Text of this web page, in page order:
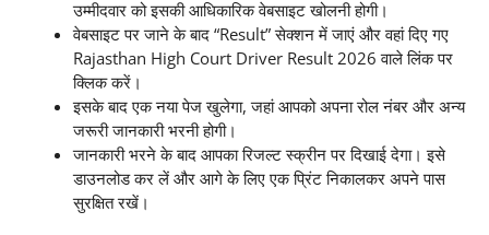
उम्मीदवार को इसकी आधिकारिक वेबसाइट खोलनी होगी।
वेबसाइट पर जाने के बाद “Result” सेक्शन में जाएं और वहां दिए गए
Rajasthan High Court Driver Result 2026 वाले लिंक पर
क्लिक करें।
इसके बाद एक नया पेज खुलेगा, जहां आपको अपना रोल नंबर और अन्य
जरूरी जानकारी भरनी होगी।
जानकारी भरने के बाद आपका रिजल्ट स्क्रीन पर दिखाई देगा। इसे
डाउनलोड कर लें और आगे के लिए एक प्रिंट निकालकर अपने पास
सुरक्षित रखें।